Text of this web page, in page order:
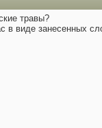
травы?
в виде занесенных